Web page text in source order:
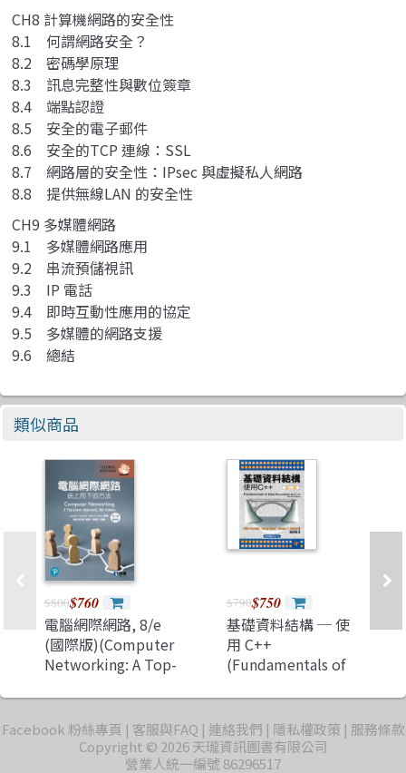
CH8 計算機網路的安全性
8.1 何謂網路安全？
8.2 密碼學原理
8.3 訊息完整性與數位簽章
8.4 端點認證
8.5 安全的電子郵件
8.6 安全的TCP 連線：SSL
8.7 網路層的安全性：IPsec 與虛擬私人網路
8.8 提供無線LAN 的安全性
CH9 多媒體網路
9.1 多媒體網路應用
9.2 串流預儲視訊
9.3 IP 電話
9.4 即時互動性應用的協定
9.5 多媒體的網路支援
9.6 總結
類似商品
$800$760
電腦網際網路, 8/e
(國際版)(Computer
Networking: A Top-
8/e)
$790$750
基礎資料結構 ─ 使
用 C++
(Fundamentals of
C++, 2/e)
Facebook 粉絲專頁 客服與FAQ 連絡我們 隱私權政策
服務條款
Copyright © 2026 天瓏資訊圖書有限公司
營業人統一編號 86296517